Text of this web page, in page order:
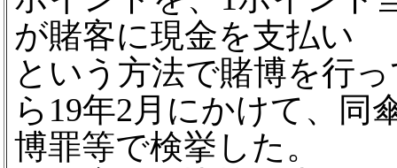
が賭客に現金を支払い
という方法で賭博を行
ら19年2月にかけて、同
博罪等で検挙した。